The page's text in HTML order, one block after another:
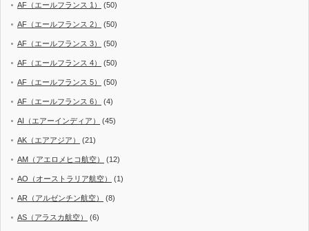
AF（エールフランス 1） (50)
AF（エールフランス 2） (50)
AF（エールフランス 3） (50)
AF（エールフランス 4） (50)
AF（エールフランス 5） (50)
AF（エールフランス 6） (4)
AI（エアーインディア） (45)
AK（エアアジア） (21)
AM（アエロメヒコ航空） (12)
AO（オーストラリア航空） (1)
AR（アルゼンチン航空） (8)
AS（アラスカ航空） (6)